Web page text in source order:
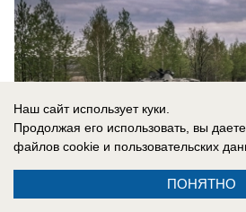
Наш сайт использует куки.
Продолжая его использовать, вы
файлов cookie и пользовательских
ПОНЯТНО